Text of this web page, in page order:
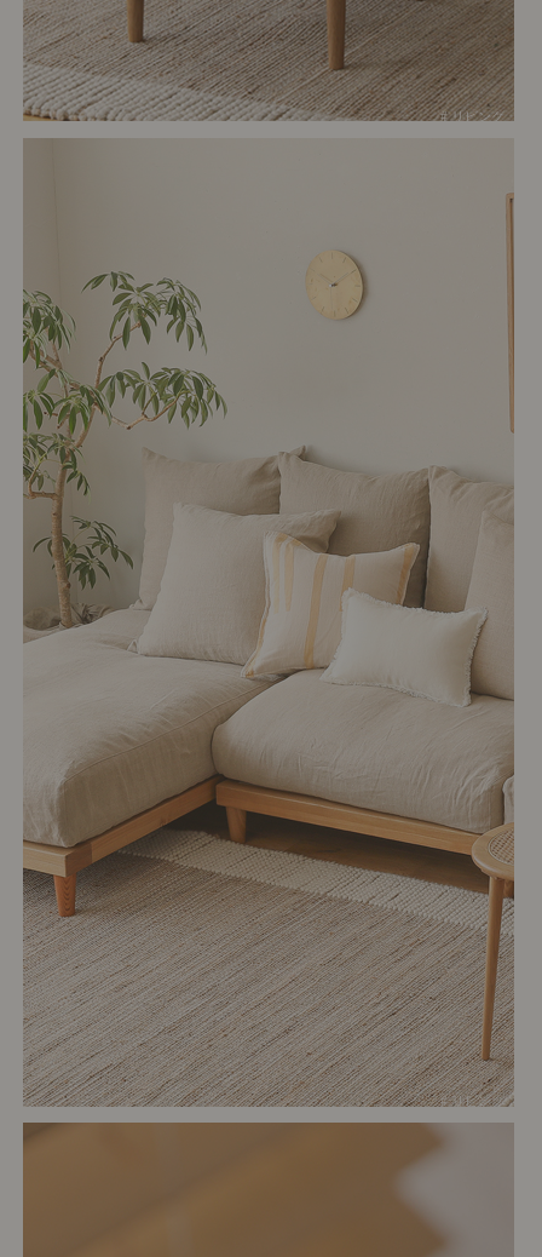
# リビング
# リビング